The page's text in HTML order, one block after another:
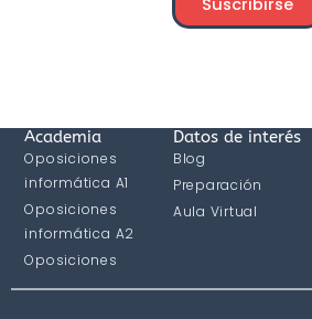
Academia
Oposiciones
informática A1
Oposiciones
informática A2
Oposiciones
informática C1
Datos de interés
Blog
Preparación
Aula Virtual